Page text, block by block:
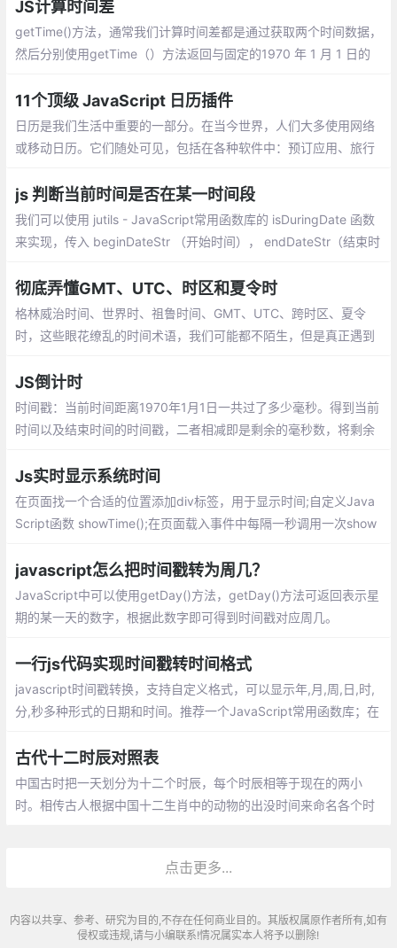
JS计算时间差
getTime()方法，通常我们计算时间差都是通过获取两个时间数据，
然后分别使用getTime（）方法返回与固定的1970 年 1 月 1 日的
的时间差。
11个顶级 JavaScript 日历插件
日历是我们生活中重要的一部分。在当今世界，人们大多使用网络
或移动日历。它们随处可见，包括在各种软件中：预订应用、旅行
站上使用日历
js 判断当前时间是否在某一时间段
我们可以使用 jutils - JavaScript常用函数库的 isDuringDate 函数
来实现，传入 beginDateStr （开始时间）， endDateStr（结束时
e
彻底弄懂GMT、UTC、时区和夏令时
格林威治时间、世界时、祖鲁时间、GMT、UTC、跨时区、夏令
时，这些眼花缭乱的时间术语，我们可能都不陌生，但是真正遇到
间又忘记。今天，我们彻底来梳理一下它们。
JS倒计时
时间戳：当前时间距离1970年1月1日一共过了多少毫秒。得到当前
时间以及结束时间的时间戳，二者相减即是剩余的毫秒数，将剩余
Js实时显示系统时间
在页面找一个合适的位置添加div标签，用于显示时间;自定义Java
Script函数 showTime();在页面载入事件中每隔一秒调用一次show
javascript怎么把时间戳转为周几？
JavaScript中可以使用getDay()方法，getDay()方法可返回表示星
期的某一天的数字，根据此数字即可得到时间戳对应周几。
一行js代码实现时间戳转时间格式
javascript时间戳转换，支持自定义格式，可以显示年,月,周,日,时,
分,秒多种形式的日期和时间。推荐一个JavaScript常用函数库；在
器类型判断，常用验证格式等等函数
古代十二时辰对照表
中国古时把一天划分为十二个时辰，每个时辰相等于现在的两小
时。相传古人根据中国十二生肖中的动物的出没时间来命名各个时
点击更多...
内容以共享、参考、研究为目的,不存在任何商业目的。其版权属原作者所有,如有
侵权或违规,请与小编联系!情况属实本人将予以删除!